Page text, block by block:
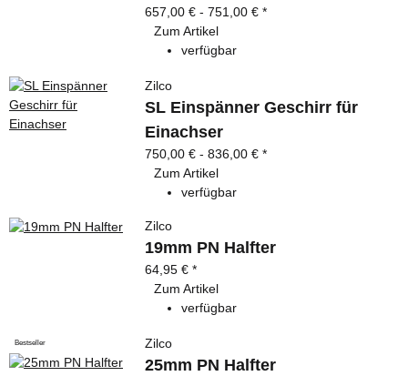
657,00 € -751,00 €*
Zum Artikel
verfügbar
Zilco
SL Einspänner Geschirr für
Einachser
750,00 € -836,00 €*
Zum Artikel
verfügbar
Zilco
19mm PN Halfter
64,95 €*
Zum Artikel
verfügbar
Bestseller Zilco
25mm PN Halfter